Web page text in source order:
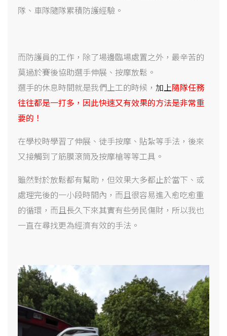
隊、車隊隨隊累積防護經驗。
而防護員的工作，除了場邊臨場處置之外，最辛苦的
莫過於賽後協助選手伸展、按摩放鬆。
選手的休息時間就是我們上工的時候，加上隨隊任務
往往都是一打多，因此快速又有效果的方法是非常重
要的！
在學校時學習了伸展、徒手按摩、貼紮等手法，後來
又接觸到了筋膜滾筒及按摩槍等等工具。
雖然對於放鬆都有幫助，但效果大多都止於當下、或
處理完後的一小段時間內，而且很容易進入愈吃愈重
的循環，而且長久下來其實有些勞民傷財，所以我也
一直在尋找更為經濟有效的手法。